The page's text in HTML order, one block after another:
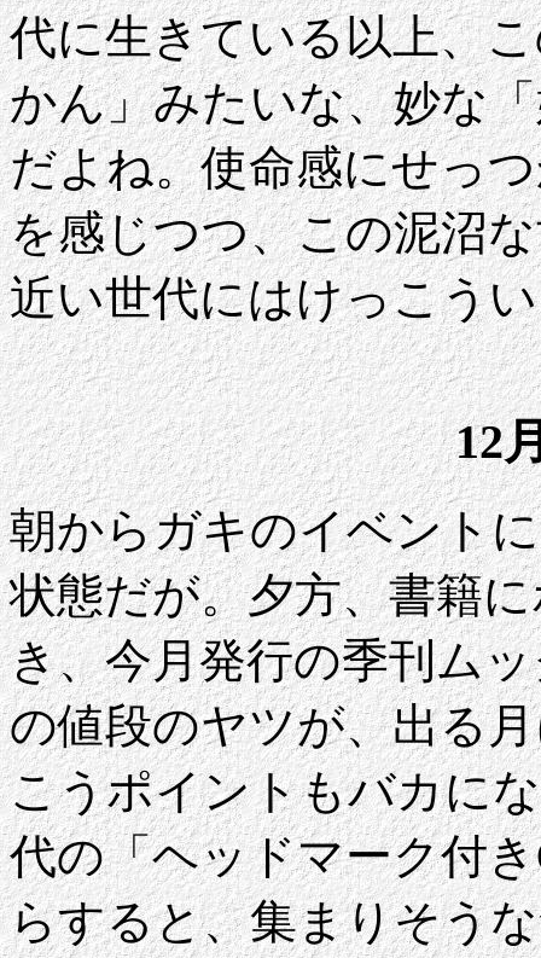
代に生きている以上、
かん」みたいな、妙な
だよね。使命感にせっ
を感じつつ、この泥沼
近い世代にはけっこう
12
朝からガキのイベント
状態だが。夕方、書籍
き、今月発行の季刊ム
の値段のヤツが、出る
こうポイントもバカに
代の「ヘッドマーク付
らすると、集まりそう